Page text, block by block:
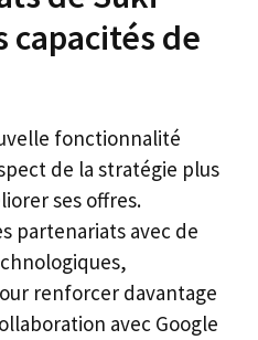
de
fonctionnalité
de la stratégie plus
ses offres.
partenariats avec de
renforcer davantage
avec Google